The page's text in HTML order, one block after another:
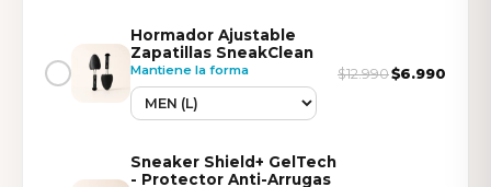
Hormador Ajustable
Zapatillas SneakClean
Mantiene la forma $12.990$6.990
Sneaker Shield+ GelTech
- Protector Anti-Arrugas